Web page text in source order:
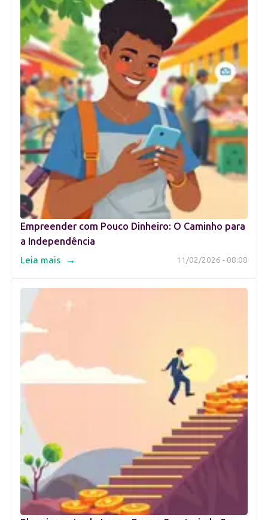
Empreender com Pouco Dinheiro: O Caminho para
a Independência
11/02/2026 - 08:08
Leia mais →